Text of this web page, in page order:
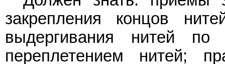
закрепления концов
выдергивания нитей
переплетением нитей;